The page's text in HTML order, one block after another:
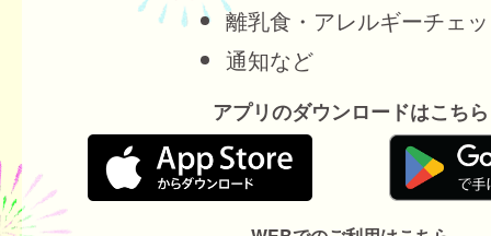
離乳食・アレルギーチェ
通知など
アプリのダウンロードはこちら